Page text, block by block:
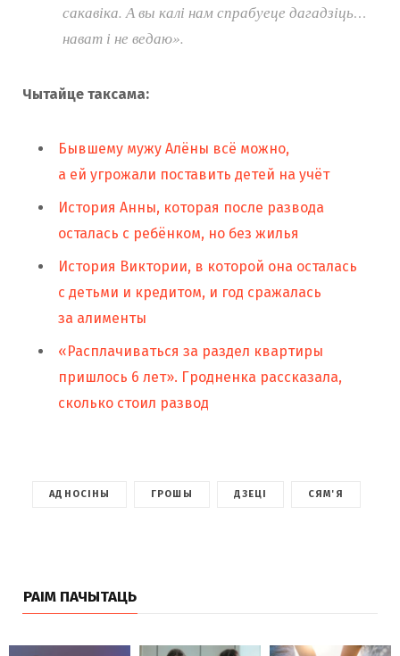
сакавіка. А вы калі нам спрабуеце дагадзіць…
нават і не ведаю».
Чытайце таксама:
Бывшему мужу Алёны всё можно,
а ей угрожали поставить детей на учёт
История Анны, которая после развода
осталась с ребёнком, но без жилья
История Виктории, в которой она осталась
с детьми и кредитом, и год сражалась
за алименты
«Расплачиваться за раздел квартиры
пришлось 6 лет». Гродненка рассказала,
сколько стоил развод
АДНОСІНЫ ГРОШЫ ДЗЕЦІ СЯМ'Я
РАІМ ПАЧЫТАЦЬ